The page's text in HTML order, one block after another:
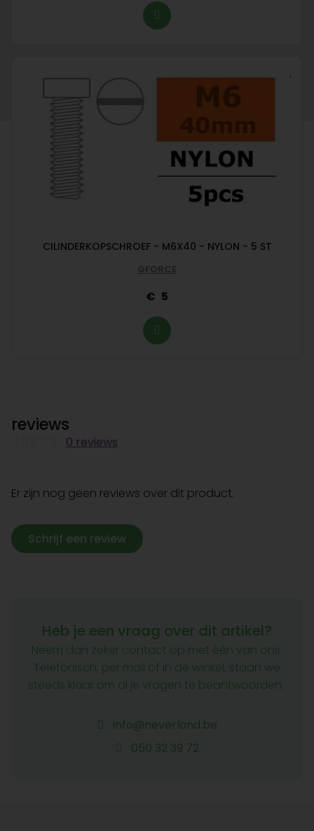
CILINDERKOPSCHROEF - M6X40 - NYLON - 5 ST
GFORCE
5
reviews
0 reviews
Er zijn nog geen reviews over dit product.
Schrijf een review
Heb je een vraag over dit artikel?
Neem dan zeker contact op met één van ons.
Telefonisch, per mail of in de winkel, staan we
steeds klaar om al je vragen te beantwoorden.
info@neverland.be
050 32 39 72